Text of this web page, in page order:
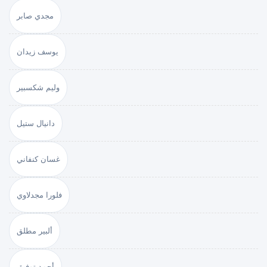
مجدي صابر
يوسف زيدان
وليم شكسبير
دانيال ستيل
غسان كنفاني
فلورا مجدلاوي
ألبير مطلق